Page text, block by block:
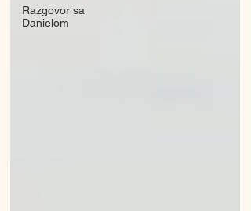
Razgovor sa
Danielom